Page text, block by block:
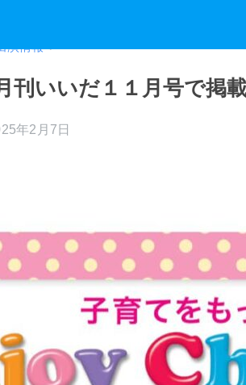
演情報
刊いいだ１１月号で掲
年2月7日